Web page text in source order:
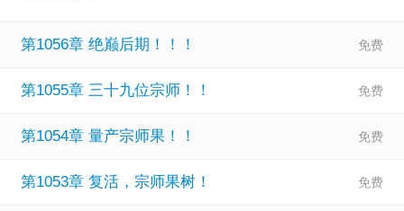
都武大，魔都武大学生：好的武道大专比顶尖武道大学还要
校长！”
第1056章 绝巅后期！！！
第1055章 三十九位宗师！！
第1054章 量产宗师果！！
第1053章 复活，宗师果树！